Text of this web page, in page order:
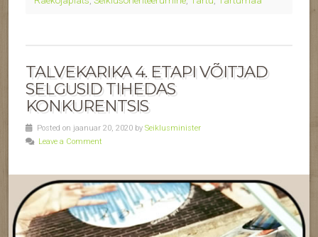
TALVEKARIKA 4. ETAPI VÕITJAD
SELGUSID TIHEDAS
KONKURENTSIS
Posted on jaanuar 20, 2020 by Seiklusminister
Leave a Comment